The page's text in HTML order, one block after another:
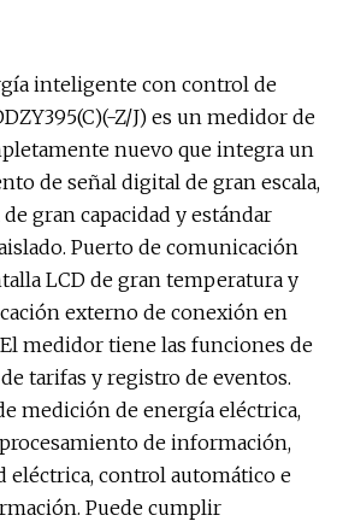
inteligente con control de
Z/J) es un medidor de
nuevo que integra un
de señal digital de gran escala,
gran capacidad y estándar
Puerto de comunicación
LCD de gran temperatura y
externo de conexión en
medidor tiene las funciones de
tarifas y registro de eventos.
medición de energía eléctrica,
de información,
eléctrica, control automático e
Puede cumplir